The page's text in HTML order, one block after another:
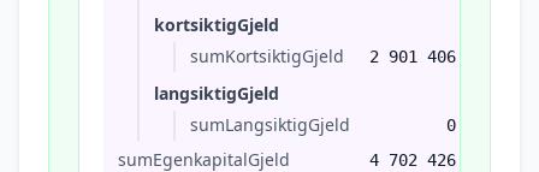
kortsiktigGjeld
sumKortsiktigGjeld
2 901 406
langsiktigGjeld
sumLangsiktigGjeld
0
sumEgenkapitalGjeld 4 702 426